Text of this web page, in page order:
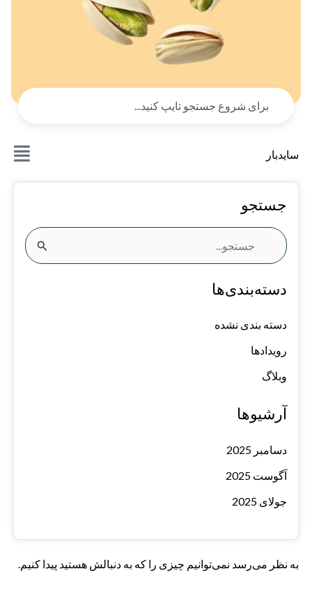
سایدبار
جستجو
جستجو
برای:
دسته‌بندی‌ها
دسته بندی نشده
رویدادها
وبلاگ
آرشیوها
دسامبر 2025
آگوست 2025
جولای 2025
به نظر می‌رسد نمی‌توانیم چیزی را که به دنبالش هستید پیدا کنیم.